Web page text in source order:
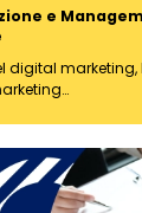
e
marketing,